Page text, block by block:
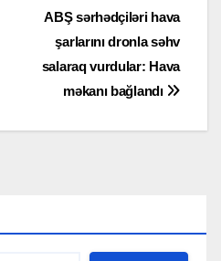
ABŞ sərhədçiləri hava
şarlarını dronla səhv
salaraq vurdular: Hava
məkanı bağlandı